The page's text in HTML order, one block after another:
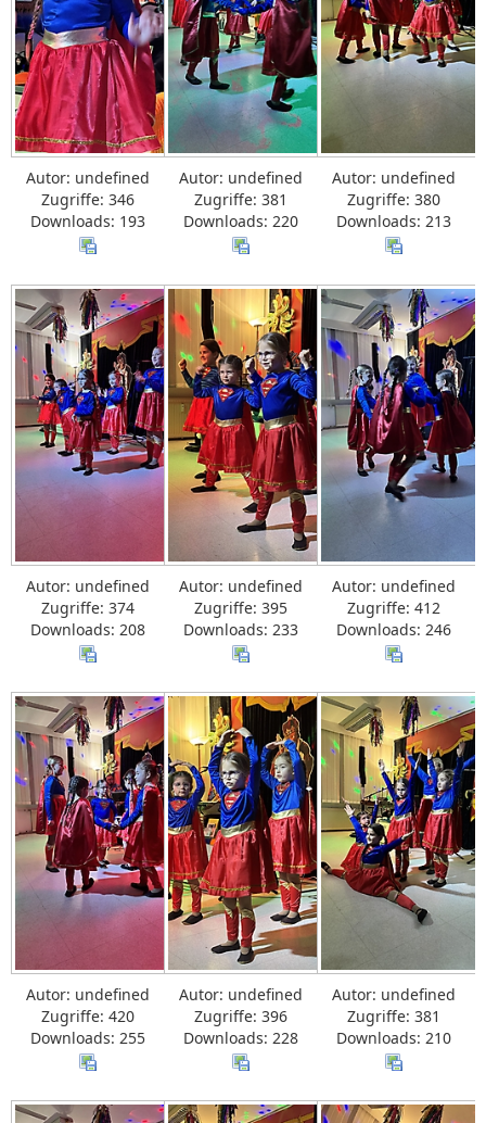
Autor: undefined
Zugriffe: 346
Downloads: 193
Autor: undefined
Zugriffe: 381
Downloads: 220
Autor: undefined
Zugriffe: 380
Downloads: 213
Autor: undefined
Zugriffe: 374
Downloads: 208
Autor: undefined
Zugriffe: 395
Downloads: 233
Autor: undefined
Zugriffe: 412
Downloads: 246
Autor: undefined
Zugriffe: 420
Downloads: 255
Autor: undefined
Zugriffe: 396
Downloads: 228
Autor: undefined
Zugriffe: 381
Downloads: 210